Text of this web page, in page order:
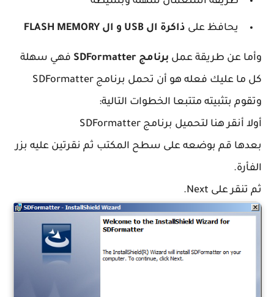
يحافظ على ذاكرة ال USB و ال FLASH MEMORY
وأما عن طريقة عمل برنامج SDFormatter فهي سهلة
كل ما عليك فعله هو أن تحمل برنامج SDFormatter
وتقوم بتثبيته متتبعا الخطوات التالية:
أولا أنقر هنا لتحميل برنامج SDFormatter
بعدها قم بوضعه على سطح المكتب ثم نقرتين عليه بزر
الفأرة.
ثم تنقر على Next.